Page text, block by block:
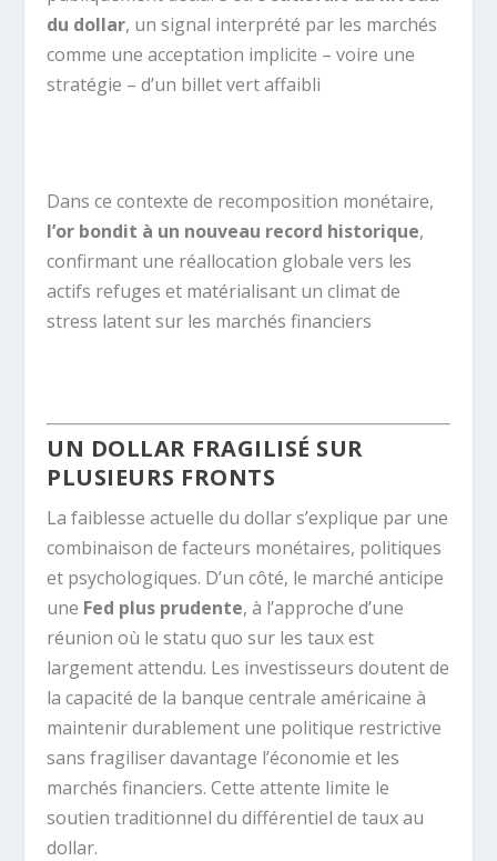
du dollar, un signal interprété par les marchés
comme une acceptation implicite – voire une
stratégie – d’un billet vert affaibli
Dans ce contexte de recomposition monétaire,
l’or bondit à un nouveau record historique,
confirmant une réallocation globale vers les
actifs refuges et matérialisant un climat de
stress latent sur les marchés financiers
UN DOLLAR FRAGILISÉ SUR
PLUSIEURS FRONTS
La faiblesse actuelle du dollar s’explique par une
combinaison de facteurs monétaires, politiques
et psychologiques. D’un côté, le marché anticipe
une Fed plus prudente, à l’approche d’une
réunion où le statu quo sur les taux est
largement attendu. Les investisseurs doutent de
la capacité de la banque centrale américaine à
maintenir durablement une politique restrictive
sans fragiliser davantage l’économie et les
marchés financiers. Cette attente limite le
soutien traditionnel du différentiel de taux au
dollar.